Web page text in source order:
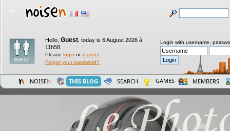
Hello, Guest today is 6 August 2026 à
11h58.
Please login orregister.
Forgot your password?
Login with username,
NOISEN THIS BLOG SEARCH GAMES MEMBERS